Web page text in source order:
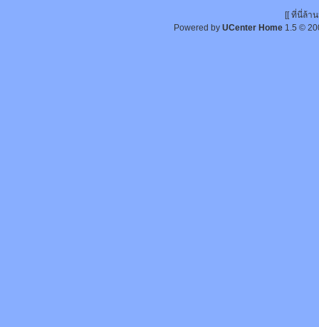
[[ ที่นี่ล้า
Powered by UCenter Home 1.5 ©